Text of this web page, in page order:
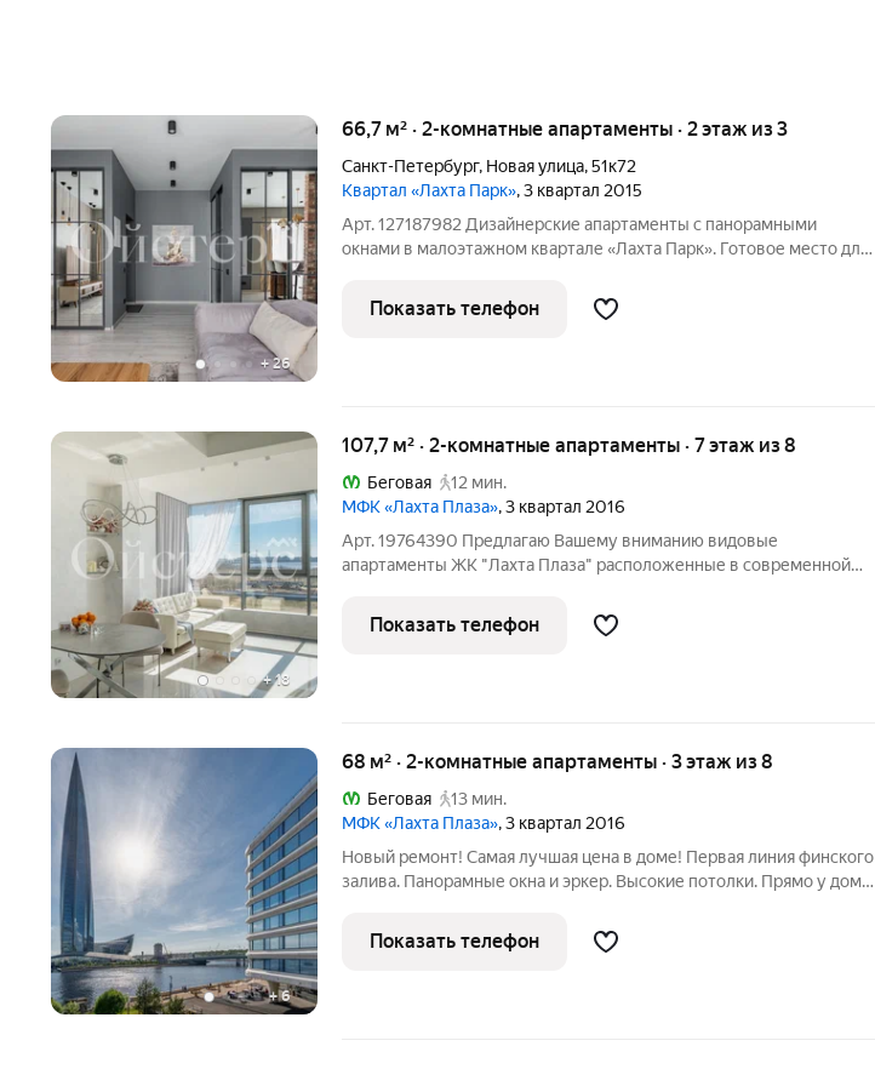
+26
66,7 м² · 2-комнатные апартаменты · 2 этаж из 3
Санкт-Петербург, Новая улица,51к72
Квартал «Лахта Парк», 3 квартал 2015
Арт. 127187982 Дизайнерские апартаменты с панорамными
окнами в малоэтажном квартале «Лахта Парк». Готовое место для
загородной жизни и городской инфраструктуры. Апартаменты
расположены на
Показать телефон
+18
107,7 м² · 2-комнатные апартаменты · 7 этаж из 8
Беговая
12 мин.
МФК «Лахта Плаза», 3 квартал 2016
Арт. 19764390 Предлагаю Вашему вниманию видовые
апартаменты ЖК "Лахта Плаза" расположенные в современной
окон квартиры открывается прекрасный вид на воду и панораму
города. 2 комн.
Показать телефон
+6
68 м² · 2-комнатные апартаменты · 3 этаж из 8
Беговая
13 мин.
МФК «Лахта Плаза», 3 квартал 2016
Новый ремонт! Самая лучшая цена в доме! Первая линия финского
залива. Панорамные окна и эркер. Высокие потолки. Прямо у дома
или огромную презентацию по Вашему запросу. Напишите,
позвоните,
Показать телефон